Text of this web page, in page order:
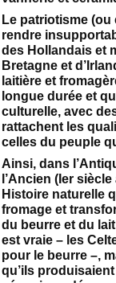
Le patriotisme
rendre
des Hollandais et
Bretagne et
laitière et
longue durée et
culturelle, avec
rattachent les
celles du peuple
Ainsi, dans
l’Ancien (Ier
Histoire naturelle
fromage et
du beurre et du
est vraie – les
pour le beurre –,
qu’ils